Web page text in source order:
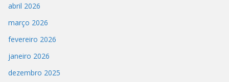
abril 2026
março 2026
fevereiro 2026
janeiro 2026
dezembro 2025